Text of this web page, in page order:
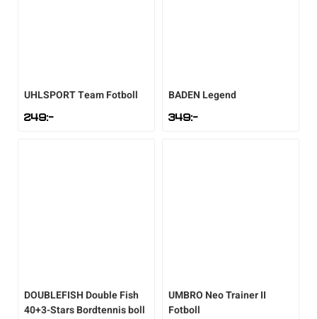
UHLSPORTTeam Fotboll
249:-
BADEN Legend
349:-
DOUBLEFISH Double Fish
40+3-Stars Bordtennis boll
UMBRO Neo Trainer II
Fotboll